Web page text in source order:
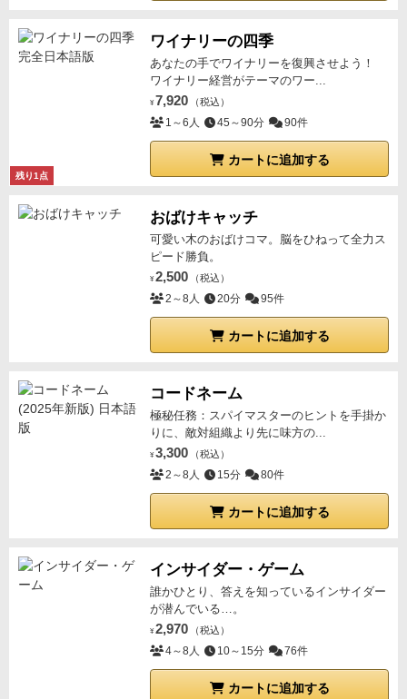
残り1点
ワイナリーの四季
あなたの手でワイナリーを復興させよう！
ワイナリー経営がテーマのワー...
¥ 7,920 （税込）
1～6人 45～90分 90件
カートに追加する
おばけキャッチ
可愛い木のおばけコマ。脳をひねって全力ス
ピード勝負。
¥ 2,500 （税込）
2～8人 20分 95件
カートに追加する
コードネーム
極秘任務：スパイマスターのヒントを手掛か
りに、敵対組織より先に味方の...
¥ 3,300 （税込）
2～8人 15分 80件
カートに追加する
インサイダー・ゲーム
誰かひとり、答えを知っているインサイダー
が潜んでいる…。
¥ 2,970 （税込）
4～8人 10～15分 76件
カートに追加する